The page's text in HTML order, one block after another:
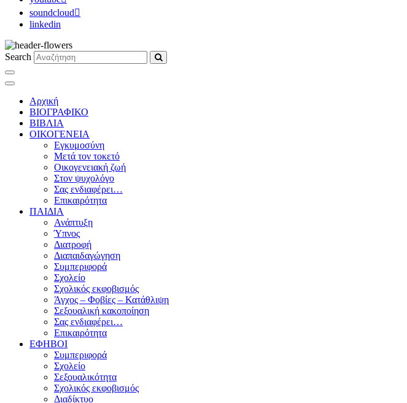
soundcloud
linkedin
Search
Αρχική
ΒΙΟΓΡΑΦΙΚΟ
ΒΙΒΛΙΑ
ΟΙΚΟΓΕΝΕΙΑ
Εγκυμοσύνη
Μετά τον τοκετό
Οικογενειακή ζωή
Στον ψυχολόγο
Σας ενδιαφέρει…
Επικαιρότητα
ΠΑΙΔΙΑ
Ανάπτυξη
Ύπνος
Διατροφή
Διαπαιδαγώγηση
Συμπεριφορά
Σχολείο
Σχολικός εκφοβισμός
Άγχος – Φοβίες – Κατάθλιψη
Σεξουαλική κακοποίηση
Σας ενδιαφέρει…
Επικαιρότητα
ΕΦΗΒΟΙ
Συμπεριφορά
Σχολείο
Σεξουαλικότητα
Σχολικός εκφοβισμός
Διαδίκτυο